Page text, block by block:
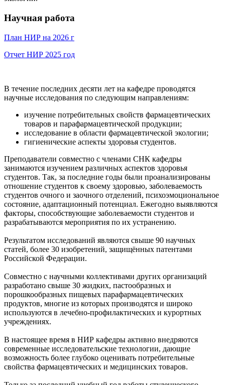
Научная работа
План НИР на 2026 г
Отчет НИР 2025 год
В течение последних десяти лет на кафедре проводятся
научные исследования по следующим направлениям:
изучение потребительных свойств фармацевтических
товаров и парафармацевтической продукции;
исследование в области фармацевтической экологии;
гигиенические аспекты здоровья студентов.
Преподаватели совместно с членами СНК кафедры
занимаются изучением различных аспектов здоровья
студентов. Так, за последние годы были проанализированы
отношение студентов к своему здоровью, заболеваемость
студентов очного и заочного отделений, психоэмоциональное
состояние, адаптационный потенциал. Ежегодно выявляются
факторы, способствующие заболеваемости студентов и
разрабатываются мероприятия по их устранению.
Результатом исследований являются свыше 90 научных
статей, более 30 изобретений, защищённых патентами
Российской Федерации.
Совместно с научными коллективами других организаций
разработано свыше 30 жидких, пастообразных и
порошкообразных пищевых парафармацевтических
продуктов, многие из которых производятся и широко
используются в лечебно-профилактических и курортных
учреждениях.
В настоящее время в НИР кафедры активно внедряются
современные исследовательские технологии, дающие
возможность более глубоко оценивать потребительные
свойства фармацевтических и медицинских товаров.